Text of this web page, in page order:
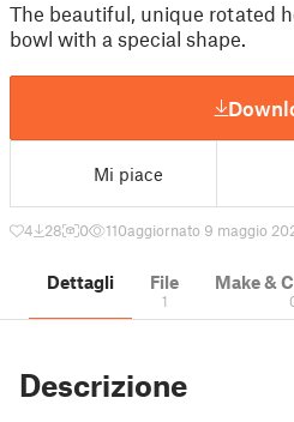
The beautiful, unique rotated
bowl with a special shape.
Mi piace
4 28 0 110aggiornato 9 maggio
Dettagli File
1
Make &
Descrizione